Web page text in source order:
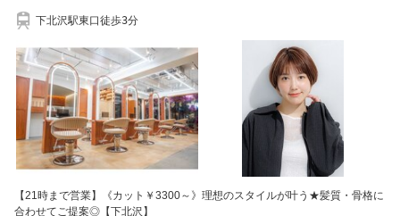
下北沢駅東口徒歩3分
【21時まで営業】《カット￥3300～》理想のスタイルが叶う★髪質・骨格に
合わせてご提案◎【下北沢】